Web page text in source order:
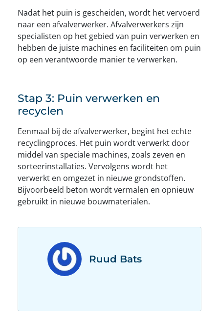
Nadat het puin is gescheiden, wordt het vervoerd
naar een afvalverwerker. Afvalverwerkers zijn
specialisten op het gebied van puin verwerken en
hebben de juiste machines en faciliteiten om puin
op een verantwoorde manier te verwerken.
Stap 3: Puin verwerken en
recyclen
Eenmaal bij de afvalverwerker, begint het echte
recyclingproces. Het puin wordt verwerkt door
middel van speciale machines, zoals zeven en
sorteerinstallaties. Vervolgens wordt het
verwerkt en omgezet in nieuwe grondstoffen.
Bijvoorbeeld beton wordt vermalen en opnieuw
gebruikt in nieuwe bouwmaterialen.
Ruud Bats